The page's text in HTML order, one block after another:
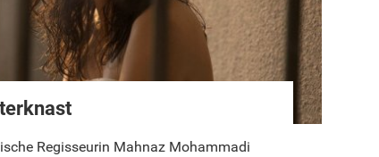
Regisseurin Mahnaz Mohammadi